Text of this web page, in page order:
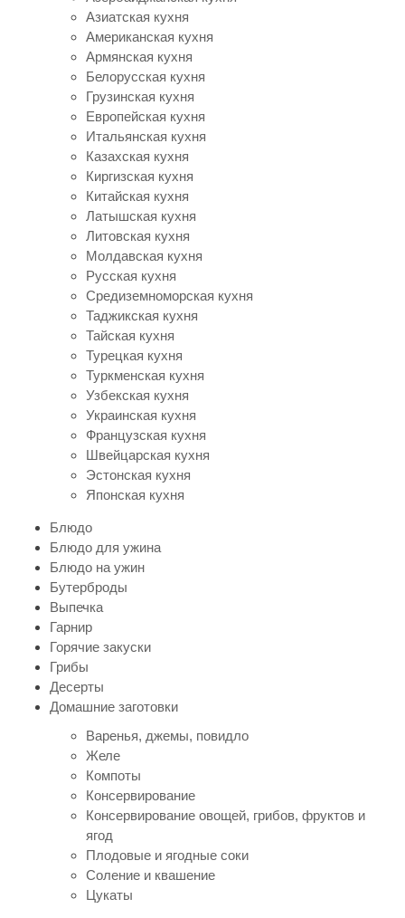
Азиатская кухня
Американская кухня
Армянская кухня
Белорусская кухня
Грузинская кухня
Европейская кухня
Итальянская кухня
Казахская кухня
Киргизская кухня
Китайская кухня
Латышская кухня
Литовская кухня
Молдавская кухня
Русская кухня
Средиземноморская кухня
Таджикская кухня
Тайская кухня
Турецкая кухня
Туркменская кухня
Узбекская кухня
Украинская кухня
Французская кухня
Швейцарская кухня
Эстонская кухня
Японская кухня
Блюдо
Блюдо для ужина
Блюдо на ужин
Бутерброды
Выпечка
Гарнир
Горячие закуски
Грибы
Десерты
Домашние заготовки
Варенья, джемы, повидло
Желе
Компоты
Консервирование
Консервирование овощей, грибов, фруктов и
ягод
Плодовые и ягодные соки
Соление и квашение
Цукаты